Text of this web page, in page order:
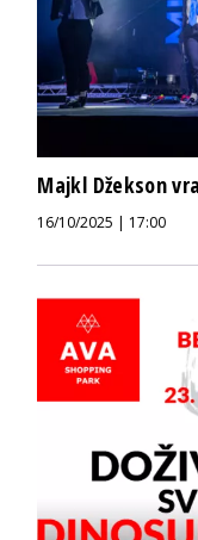
Majkl Džekson
16/10/2025 | 17:00